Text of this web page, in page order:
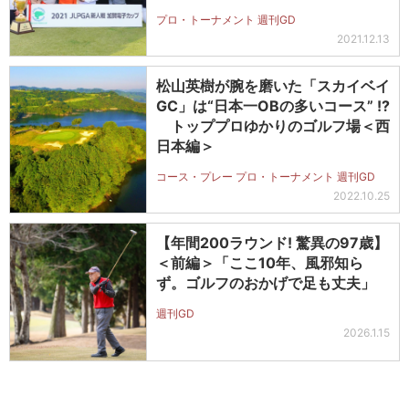
プロ・トーナメント 週刊GD
2021.12.13
松山英樹が腕を磨いた「スカイベイ
GC」は“日本一OBの多いコース” !?
トッププロゆかりのゴルフ場＜西
日本編＞
コース・プレー プロ・トーナメント 週刊GD
2022.10.25
【年間200ラウンド! 驚異の97歳】
＜前編＞「ここ10年、風邪知ら
ず。ゴルフのおかげで足も丈夫」
週刊GD
2026.1.15